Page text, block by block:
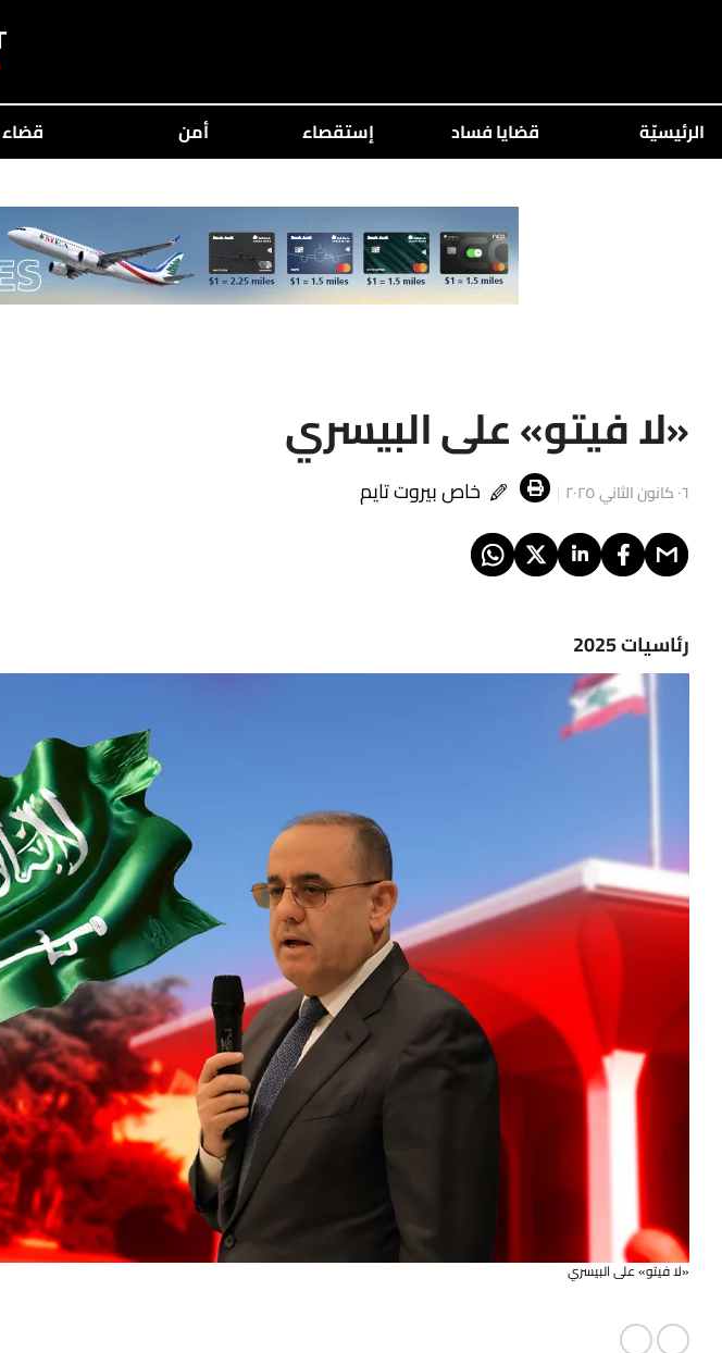
الرئيسيّة قضايا فساد إستقصاء أمن قضاء
«لا فيتو» على البيسري
٠٦ كانون الثاني ٢٠٢٥ خاص بيروت تايم
رئاسيات 2025
«لا فيتو» على البيسري